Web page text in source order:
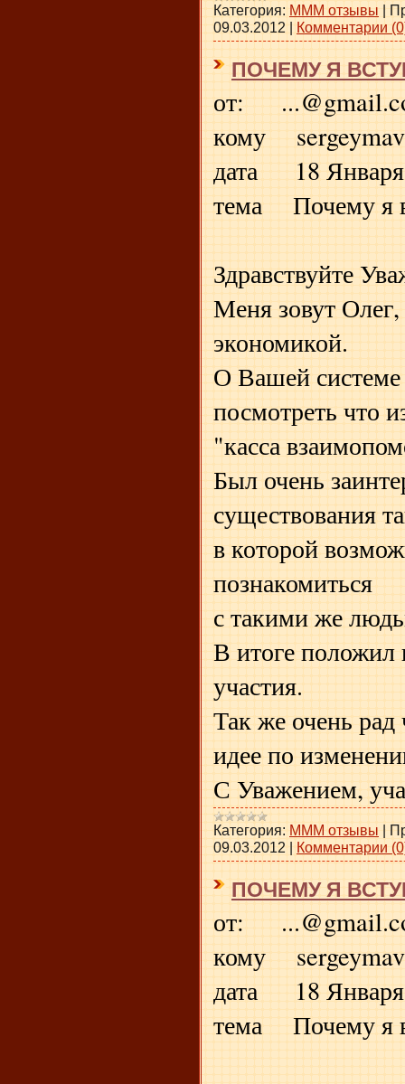
Категория: МММ отзывы |
09.03.2012 | Комментарии
ПОЧЕМУ Я
от:
кому
дата 18 Января
тема Почему я
Здравствуйте
Меня зовут
экономикой.
О Вашей системе
посмотреть что
"касса
Был очень
существования
в которой
познакомиться
с такими же
В итоге
участия.
Так же очень
идее по
С Уважением,
Категория: МММ отзывы |
09.03.2012 | Комментарии
ПОЧЕМУ Я
от:
кому
дата 18 Января
тема Почему я